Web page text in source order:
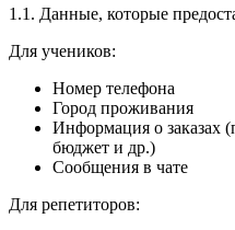
1.1. Данные, которые
Для учеников:
Номер телефона
Город проживания
Информация о заказах
бюджет и др.)
Сообщения в чате
Для репетиторов: